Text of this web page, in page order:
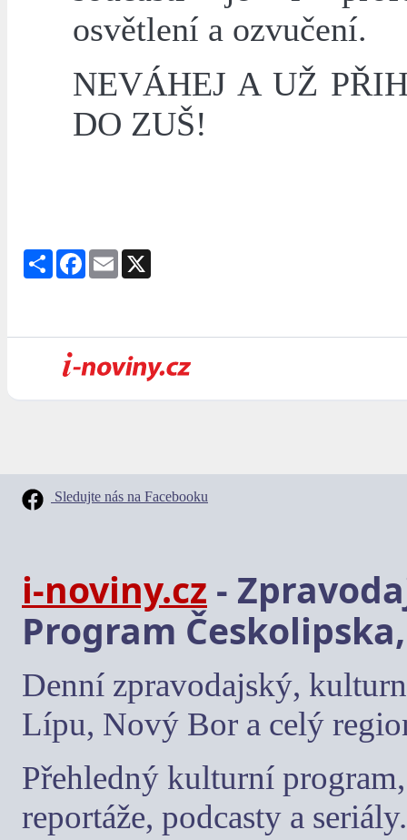
osvětlení a ozvučení.
NEVÁHEJ A UŽ
DO ZUŠ!
Share Facebook
Email
Sledujte nás na Facebooku
i-noviny.cz -
Program
Denní zpravodajský,
Lípu, Nový Bor a celý
Přehledný kulturní
reportáže, podcasty a seriály.